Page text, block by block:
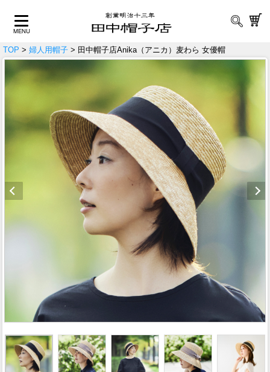
TOP > 婦人用帽子 > 田中帽子店Anika（アニカ）麦わら 女優帽